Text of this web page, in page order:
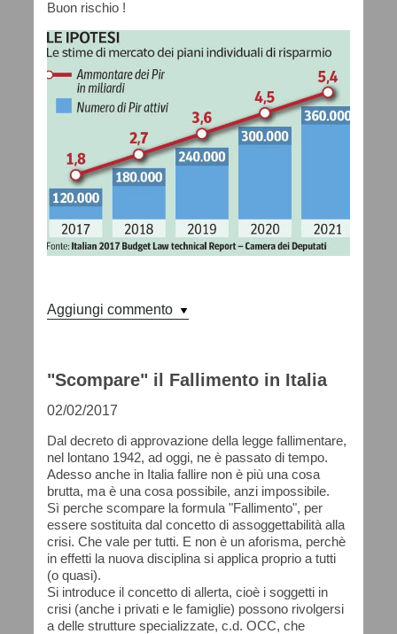
Buon rischio !
Aggiungi commento
"Scompare" il Fallimento in Italia
02/02/2017
Dal decreto di approvazione della legge fallimentare,
nel lontano 1942, ad oggi, ne è passato di tempo.
Adesso anche in Italia fallire non è più una cosa
brutta, ma è una cosa possibile, anzi impossibile.
Sì perche scompare la formula "Fallimento", per
essere sostituita dal concetto di assoggettabilità alla
crisi. Che vale per tutti. E non è un aforisma, perchè
in effetti la nuova disciplina si applica proprio a tutti
(o quasi).
Si introduce il concetto di allerta, cioè i soggetti in
crisi (anche i privati e le famiglie) possono rivolgersi
a delle strutture specializzate, c.d. OCC, che